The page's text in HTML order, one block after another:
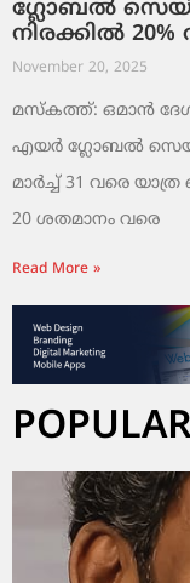
ഗ്ലോബൽ സെയിൽ
നിരക്കിൽ 20%
November 20, 2025
മസ്‌കത്ത്: ഒമാൻ
എയർ ഗ്ലോബൽ
മാർച്ച് 31 വരെ
20 ശതമാനം വരെ
Read More »